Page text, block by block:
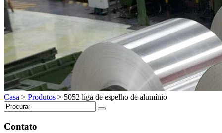
Casa > Produtos > 5052 liga de espelho de alumínio
Contato